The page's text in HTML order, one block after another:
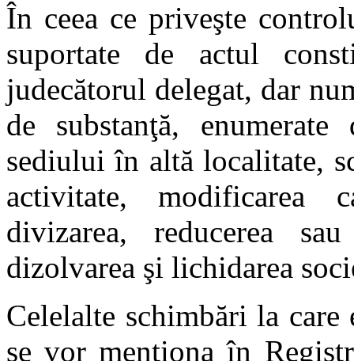
În ceea ce priveşte
suportate de actul
judecătorul delegat, dar
de substanţă,
sediului în altă localitate,
activitate, modificarea
divizarea, reducerea
dizolvarea şi lichidarea
Celelalte schimbări la care
se vor menţiona în